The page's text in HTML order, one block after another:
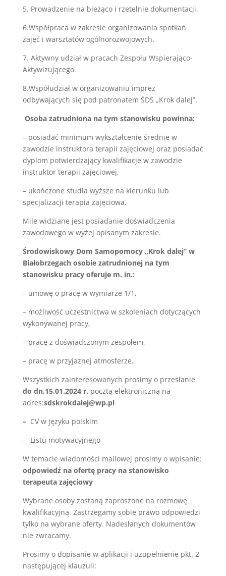
5. Prowadzenie na bieżąco i rzetelnie dokumentacji.
6.Współpraca w zakresie organizowania spotkań
zajęć i warsztatów ogólnorozwojowych.
7. Aktywny udział w pracach Zespołu Wspierająco-
Aktywizującego.
8.Współudział w organizowaniu imprez
odbywających się pod patronatem ŚDS „Krok dalej”.
Osoba zatrudniona na tym stanowisku powinna:
– posiadać minimum wykształcenie średnie w
zawodzie instruktora terapii zajęciowej oraz posiadać
dyplom potwierdzający kwalifikacje w zawodzie
instruktor terapii zajęciowej,
– ukończone studia wyższe na kierunku lub
specjalizacji terapia zajęciowa.
Mile widziane jest posiadanie doświadczenia
zawodowego w wyżej opisanym zakresie.
Środowiskowy Dom Samopomocy „Krok dalej” w
Białobrzegach osobie zatrudnionej na tym
stanowisku pracy oferuje m. in.:
– umowę o pracę w wymiarze 1/1,
– możliwość uczestnictwa w szkoleniach dotyczących
wykonywanej pracy,
– pracę z doświadczonym zespołem,
– pracę w przyjaznej atmosferze.
Wszystkich zainteresowanych prosimy o przesłanie
do dn.15.01.2024 r. pocztą elektroniczną na
adres:sdskrokdalej@wp.pl
– CV w języku polskim
– Listu motywacyjnego
W temacie wiadomości mailowej prosimy o wpisanie:
odpowiedź na ofertę pracy na stanowisko
terapeuta zajęciowy
Wybrane osoby zostaną zaproszone na rozmowę
kwalifikacyjną. Zastrzegamy sobie prawo odpowiedzi
tylko na wybrane oferty. Nadesłanych dokumentów
nie zwracamy.
Prosimy o dopisanie w aplikacji i uzupełnienie pkt. 2
następującej klauzuli: